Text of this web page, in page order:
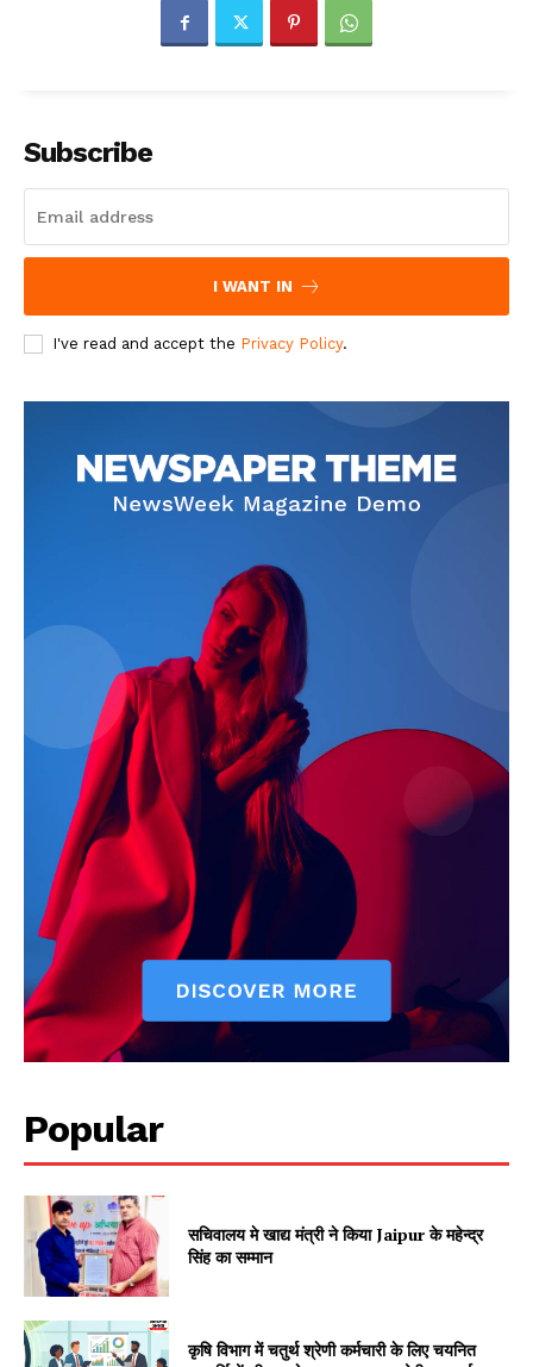
Vishwasniya Hindi Akhbaar
Subscribe
I WANT IN
I've read and accept the Privacy Policy.
Popular
सचिवालय मे खाद्य मंत्री ने किया Jaipur के महेन्द्र
सिंह का सम्मान
कृषि विभाग में चतुर्थ श्रेणी कर्मचारी के लिए चयनित